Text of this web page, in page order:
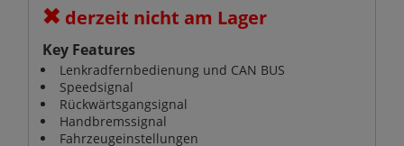
derzeit nicht am Lager
Key Features
Lenkradfernbedienung und CAN BUS
Speedsignal
Rückwärtsgangsignal
Handbremssignal
Fahrzeugeinstellungen